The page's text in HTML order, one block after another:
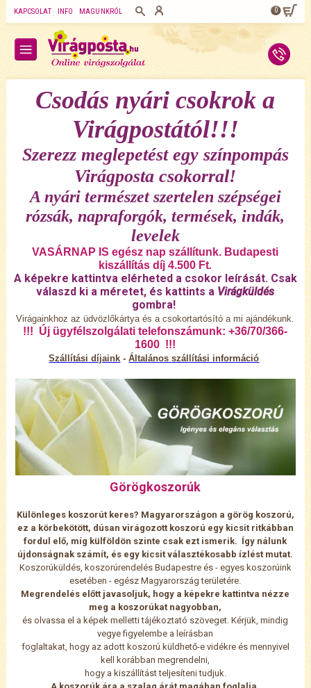
KAPCSOLAT INFO MAGUNKRÓL 0
Csodás nyári csokrok a
Virágpostától!!!
Szerezz meglepetést egy színpompás
Virágposta csokorral!
A nyári természet szertelen szépségei
rózsák, napraforgók, termések, indák,
levelek
VASÁRNAP IS egész nap szállítunk. Budapesti
kiszállítás díj 4.500 Ft.
A képekre kattintva elérheted a csokor leírását. Csak
válaszd ki a méretet, és kattints a Virágküldés
gombra!
Virágainkhoz az üdvözlőkártya és a csokortartósító a mi ajándékunk.
!!! Új ügyfélszolgálati telefonszámunk: +36/70/366-
1600 !!!
Szállítási díjaink -Általánosszállítási információ
Görögkoszorúk
Különleges koszorút keres? Magyarországon a görög koszorú,
ez a körbekötött, dúsan virágozott koszorú egy kicsit ritkábban
fordul elő, míg külföldön szinte csak ezt ismerik. Így nálunk
újdonságnak számít, és egy kicsit választékosabb ízlést mutat.
Koszorúküldés, koszorúrendelés Budapestre és - egyes koszorúink
esetében - egész Magyarország területére.
Megrendelés előtt javasoljuk, hogy a képekre kattintva nézze
meg a koszorúkat nagyobban,
és olvassa el a képek melletti tájékoztató szöveget. Kérjük, mindig
vegye figyelembe a leírásban
foglaltakat, hogy az adott koszorú küldhető-e vidékre és mennyivel
kell korábban megrendelni,
hogy a kiszállítást teljesíteni tudjuk.